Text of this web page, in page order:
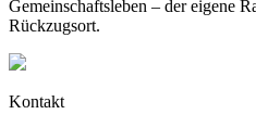
Gemeinschaftsleben – der eigene
Rückzugsort.
Kontakt